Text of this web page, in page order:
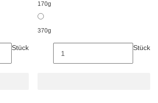
Stück
170g
370g
Stück